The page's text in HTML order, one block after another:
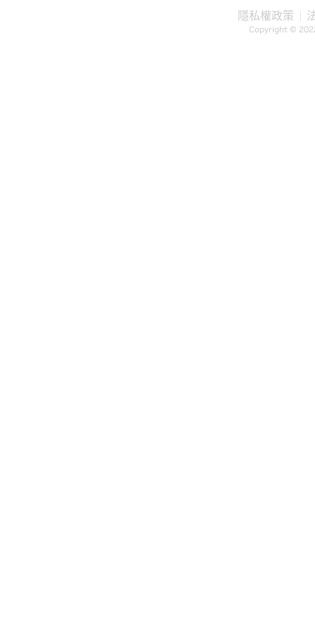
隱私權政策
Copyright ©